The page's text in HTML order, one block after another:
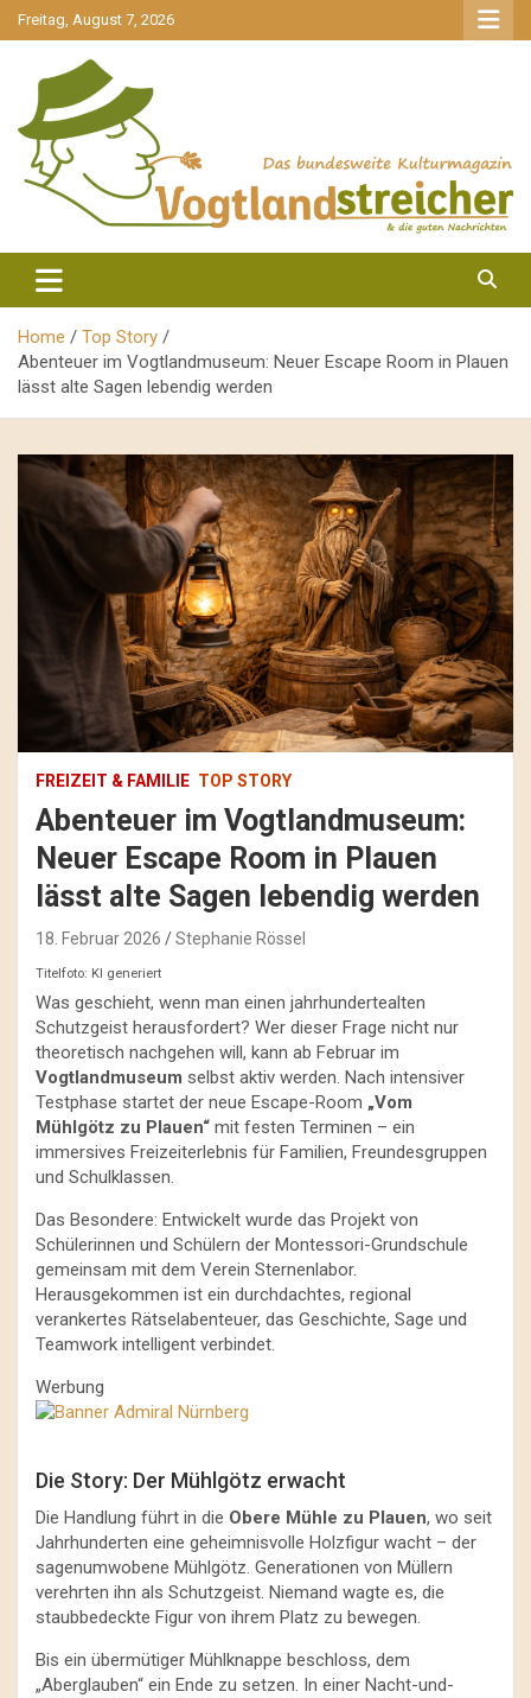
gehe
zum
Freitag, August 7, 2026
Vogtlandstreicher
Home
Top Story
Abenteuer im Vogtlandmuseum: Neuer Escape Room in Plauen
lässt alte Sagen lebendig werden
FREIZEIT & FAMILIE TOP STORY
Abenteuer im Vogtlandmuseum:
Neuer Escape Room in Plauen
lässt alte Sagen lebendig werden
18. Februar 2026 Stephanie Rössel
Titelfoto: KI generiert
Was geschieht, wenn man einen jahrhundertealten
Schutzgeist herausfordert? Wer dieser Frage nicht nur
theoretisch nachgehen will, kann ab Februar im
Vogtlandmuseum selbst aktiv werden. Nach intensiver
Testphase startet der neue Escape-Room „Vom
Mühlgötz zu Plauen“ mit festen Terminen – ein
immersives Freizeiterlebnis für Familien, Freundesgruppen
und Schulklassen.
Das Besondere: Entwickelt wurde das Projekt von
Schülerinnen und Schülern der Montessori-Grundschule
gemeinsam mit dem Verein Sternenlabor.
Herausgekommen ist ein durchdachtes, regional
verankertes Rätselabenteuer, das Geschichte, Sage und
Teamwork intelligent verbindet.
Werbung
Die Story: Der Mühlgötz erwacht
Die Handlung führt in die Obere Mühle zu Plauen, wo seit
Jahrhunderten eine geheimnisvolle Holzfigur wacht – der
sagenumwobene Mühlgötz. Generationen von Müllern
verehrten ihn als Schutzgeist. Niemand wagte es, die
staubbedeckte Figur von ihrem Platz zu bewegen.
Bis ein übermütiger Mühlknappe beschloss, dem
„Aberglauben“ ein Ende zu setzen. In einer Nacht-und-